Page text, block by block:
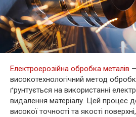
Електроерозійна обробка металів
високотехнологічний метод
ґрунтується на використанні
видалення матеріалу. Цей процес
високої точності та якості